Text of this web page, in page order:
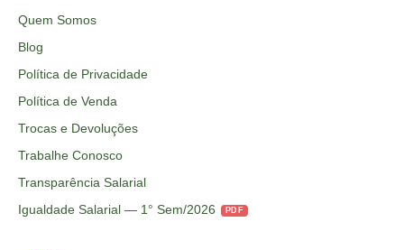
Quem Somos
Blog
Política de Privacidade
Política de Venda
Trocas e Devoluções
Trabalhe Conosco
Transparência Salarial
Igualdade Salarial — 1° Sem/2026
PDF